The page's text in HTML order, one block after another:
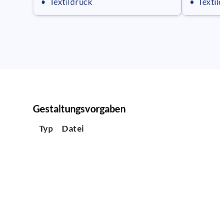
Gestaltungsvorgaben
Typ Datei